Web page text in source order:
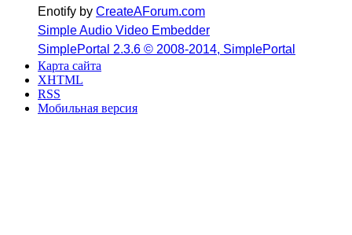
Enotify by CreateAForum.com
Simple Audio Video Embedder
SimplePortal 2.3.6 © 2008-2014, SimplePortal
Карта сайта
XHTML
RSS
Мобильная версия